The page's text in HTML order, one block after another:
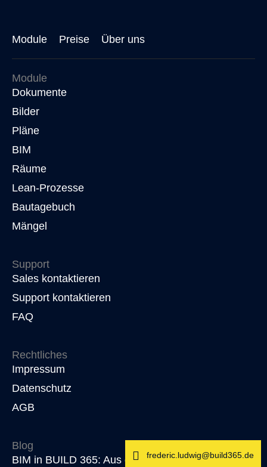
Module Preise Über uns
Module
Dokumente
Bilder
Pläne
BIM
Räume
Lean-Prozesse
Bautagebuch
Mängel
Support
Sales kontaktieren
Support kontaktieren
FAQ
Rechtliches
Impressum
Datenschutz
AGB
Blog
BIM in BUILD 365: Aus der Praxis – für die Praxis
frederic.ludwig@build365.de